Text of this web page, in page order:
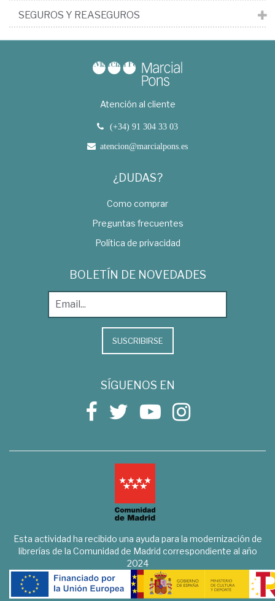
SEGUROS Y REASEGUROS
Atención al cliente
(+34) 91 304 33 03
atencion@marcialpons.es
¿DUDAS?
Como comprar
Preguntas frecuentes
Política de privacidad
BOLETÍN DE NOVEDADES
SUSCRIBIRSE
SÍGUENOS EN
Esta actividad ha recibido una ayuda para la modernización de
librerías de la Comunidad de Madrid correspondiente al año
2024